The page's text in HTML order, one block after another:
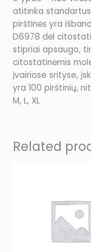
atitinka standartus
pirštinės yra
D6978 dėl
stipriai apsaugo,
citostatinėmis
įvairiose srityse,
yra 100 pirštinių,
M, L, XL
Related